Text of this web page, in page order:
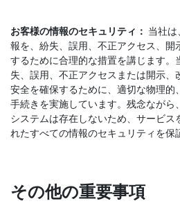
お客様の情報のセキュリティ： 当社
報を、紛失、誤用、不正アクセス、開
するために合理的な措置を講じます。
失、誤用、不正アクセスまたは開示、
安全を確保するために、適切な物理的
手続きを実施しています。残念ながら
システムは存在しないため、サービス
れたすべての情報のセキュリティを保
その他の重要事項